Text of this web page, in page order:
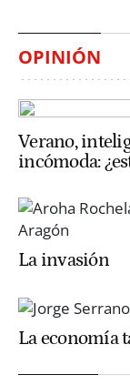
OPINIÓN
Verano,
incómoda:
La invasión
La economía